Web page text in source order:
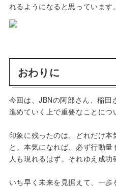
れるようになると思っています。
おわりに
今回は、JBNの阿部さん、稲田
進めていく上で重要なことにつ
印象に残ったのは、どれだけ本
と。本気になれば、必ず行動
人も現れるはず。それゆえ成功
いち早く未来を見据えて、一